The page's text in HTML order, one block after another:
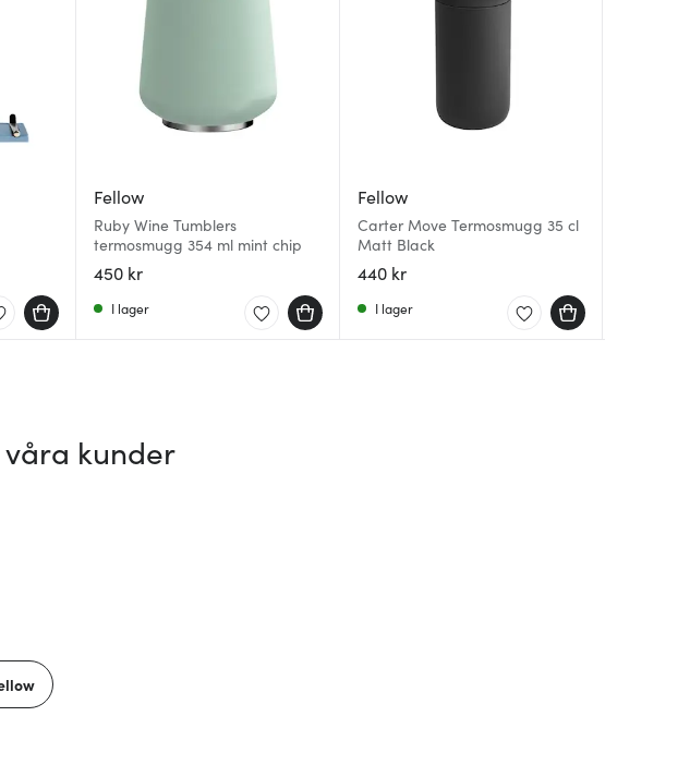
Fellow
Ruby Wine Tumblers
termosmugg 354 ml mint chip
450 kr
I lager
Fellow
Carter Move Termosmugg 35 cl
Matt Black
440 kr
I lager
kunder